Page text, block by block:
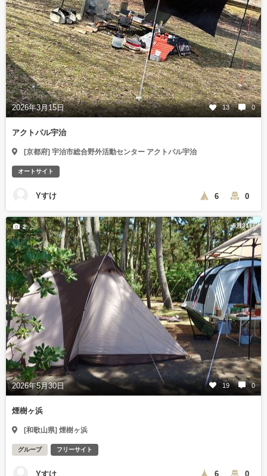
2026年3月15日 13 0
アクトパル宇治
[京都府] 宇治市総合野外活動センター アクトパル宇治
オートサイト
Yすけ 6 0
5月31日
2026年5月30日 19 0
2
煙樹ヶ浜
[和歌山県] 煙樹ヶ浜
グループ フリーサイト
Yすけ 6 0